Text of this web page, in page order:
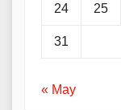
24 25
31
« May